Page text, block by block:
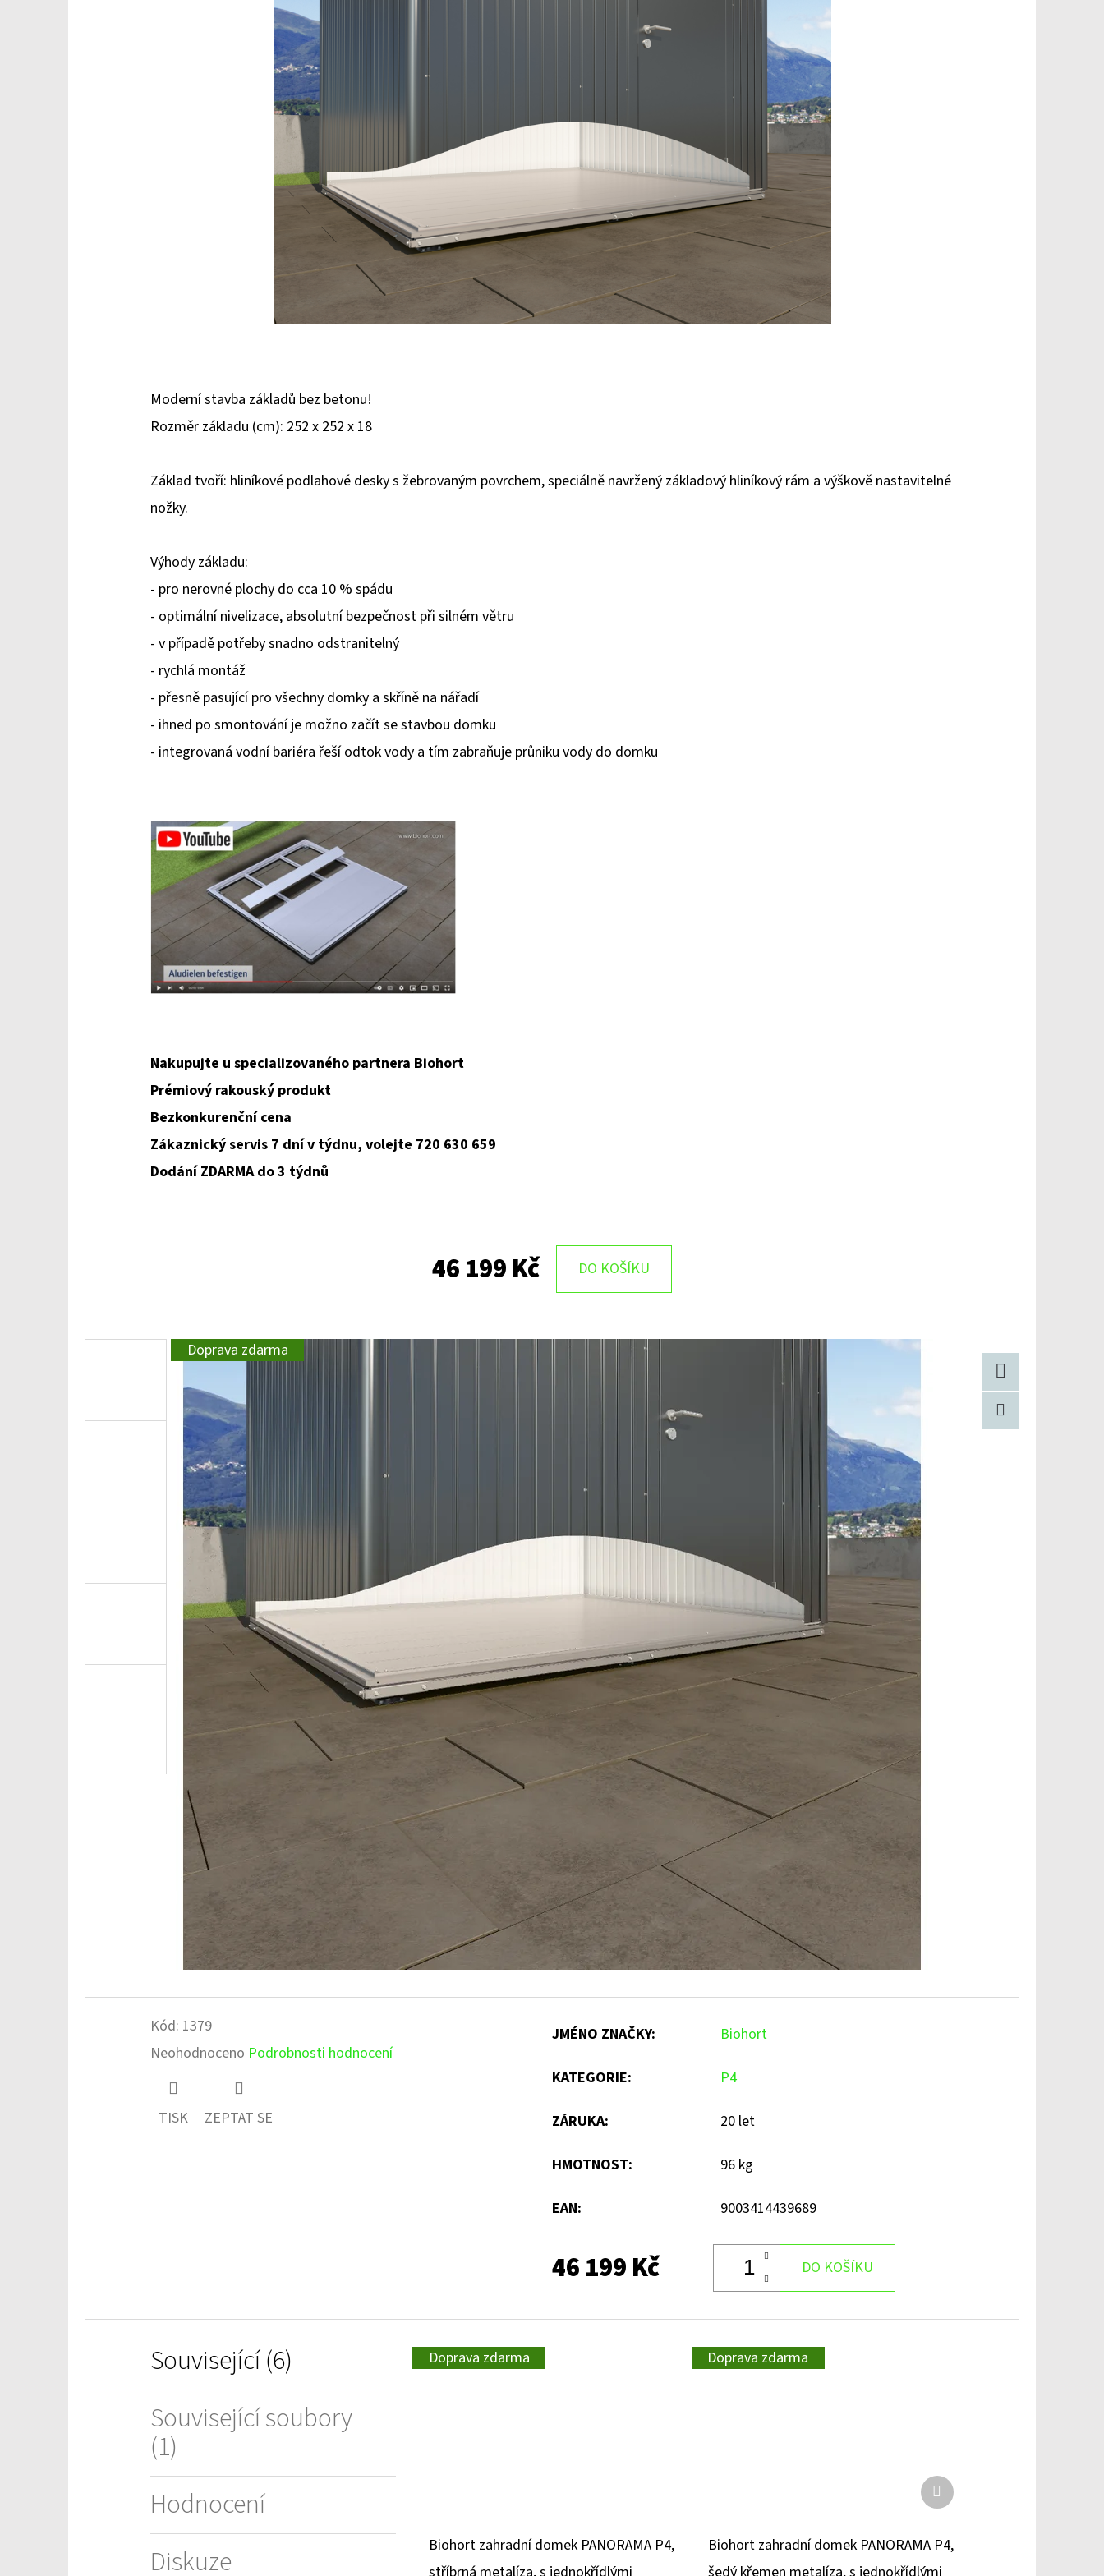
Moderní stavba základů bez betonu!
Rozměr základu (cm): 252 x 252 x 18
Základ tvoří: hliníkové podlahové desky s žebrovaným povrchem, speciálně navržený základový hliníkový rám a výškově nastavitelné
nožky.
Výhody základu:
- pro nerovné plochy do cca 10 % spádu
- optimální nivelizace, absolutní bezpečnost při silném větru
- v případě potřeby snadno odstranitelný
- rychlá montáž
- přesně pasující pro všechny domky a skříně na nářadí
- ihned po smontování je možno začít se stavbou domku
- integrovaná vodní bariéra řeší odtok vody a tím zabraňuje průniku vody do domku
Nakupujte u specializovaného partnera Biohort
Prémiový rakouský produkt
Bezkonkurenční cena
Zákaznický servis 7 dní v týdnu, volejte 720 630 659
Dodání ZDARMA do 3 týdnů
46 199 Kč DO KOŠÍKU
Doprava zdarma
Facebook
Kód: 1379
Průměrné
hodnocení
Neohodnoceno Podrobnosti hodnocení
TISK ZEPTAT SE
JMÉNO ZNAČKY: Biohort
KATEGORIE: P4
ZÁRUKA: 20 let
HMOTNOST: 96 kg
EAN: 9003414439689
46 199 Kč DO KOŠÍKU
Související (6)
Související soubory
(1)
Hodnocení
Diskuze
Doprava zdarma
Biohort zahradní domek PANORAMA P4,
Doprava zdarma
Biohort zahradní domek PANORAMA P4,
Další
produkt